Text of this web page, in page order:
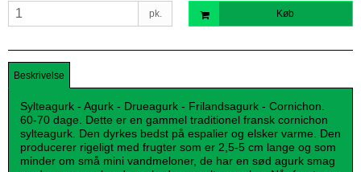
pk. Køb
Beskrivelse
Sylteagurk - Agurk - Drueagurk - Frilandsagurk - Cornichon.
60-70 dage. Dette er en gammel traditionel fransk cornichon
sylteagurk. Den dyrkes bedst på espalier og elsker varme. Den
producerer rigeligt med frugter som er 2,5-5 cm lange og som
minder om små mini vandmeloner, de har en sød agurk smag